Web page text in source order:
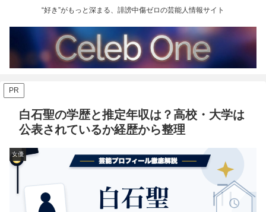
“好き”がもっと深まる、誹謗中傷ゼロの芸能人情報サイト
PR
白石聖の学歴と推定年収は？高校・大学は
公表されているか経歴から整理
女優